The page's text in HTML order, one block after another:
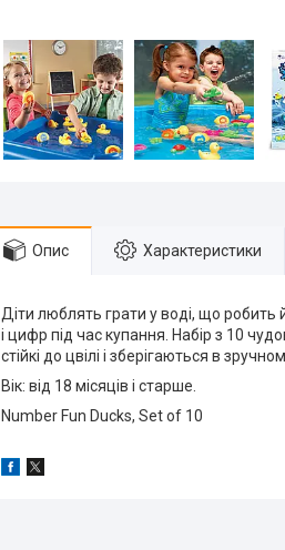
Опис Характеристики
Діти люблять грати у воді, що робить
і цифр під час купання. Набір з 10
стійкі до цвілі і зберігаються в
Вік: від 18 місяців і старше.
Number Fun Ducks, Set of 10